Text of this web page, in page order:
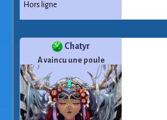
Hors ligne
Chatyr
A vaincu une poule